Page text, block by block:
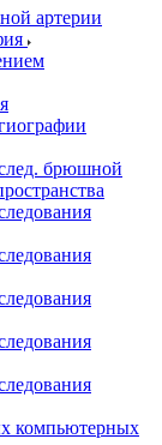
артерии
брюшной
компьютерных